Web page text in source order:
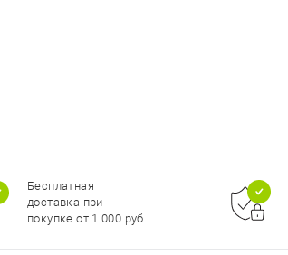
Бесплатная
доставка при
покупке от 1 000 руб